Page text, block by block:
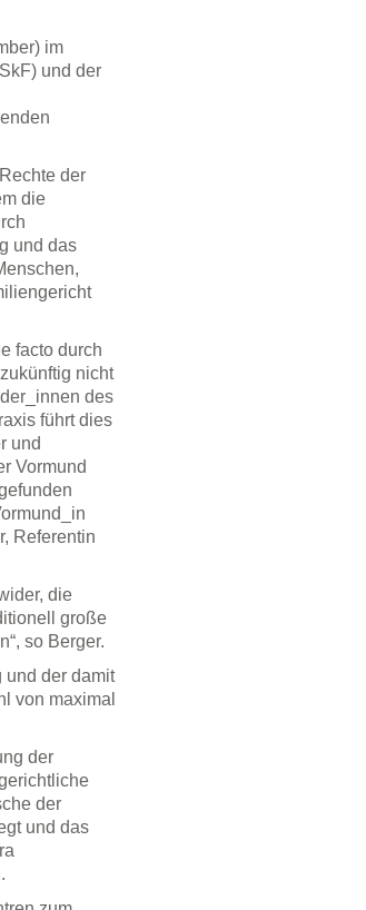
im
und der
der
die
und das
facto durch
nicht
des
führt dies
und
Vormund
Referentin
die
große
so Berger.
und der damit
von maximal
der
der
und das